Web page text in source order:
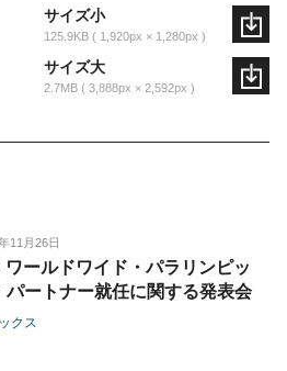
サイズ小
125.9KB 1,920px × 1,280px
サイズ大
2.7MB 3,888px × 2,592px
11月26日
ワールドワイド・パラリンピッ
パートナー就任に関する発表会
クス